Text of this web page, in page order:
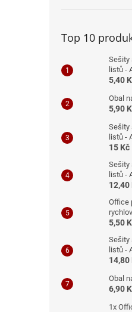
Top 10
Sešity
listů -
5,40
Obal
5,90
Sešity
listů -
15 Kč
Sešity
listů -
12,40
Office
5,50
Sešity
listů -
14,80
Obal
6,90
1x